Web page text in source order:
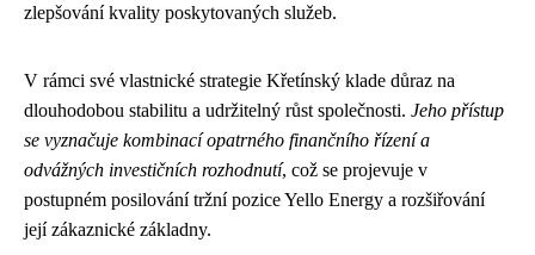
zlepšování kvality poskytovaných služeb.
V rámci své vlastnické strategie Křetínský klade důraz na
dlouhodobou stabilitu a udržitelný růst společnosti. Jeho přístup
se vyznačuje kombinací opatrného finančního řízení a
odvážných investičních rozhodnutí, což se projevuje v
postupném posilování tržní pozice Yello Energy a rozšiřování
její zákaznické základny.